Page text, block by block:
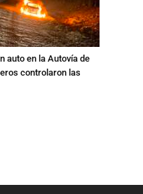
auto en la Autovía de
controlaron las